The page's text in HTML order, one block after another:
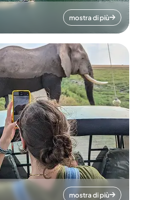
mostra di più
mostra di più